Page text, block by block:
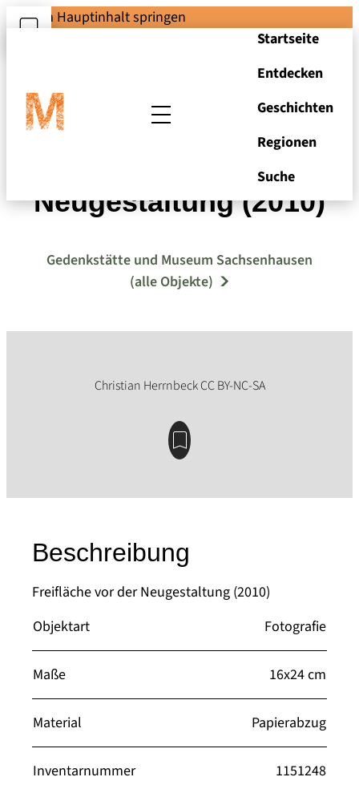
Zum Hauptinhalt springen
Startseite
Entdecken
Geschichten
Regionen
Suche
Freifläche vor der
Neugestaltung (2010)
Gedenkstätte und Museum Sachsenhausen
(alle Objekte)
Beschreibung
Freifläche vor der Neugestaltung (2010)
Objektart
Fotografie
Maße 16x24 cm
Material Papierabzug
Inventarnummer 1151248